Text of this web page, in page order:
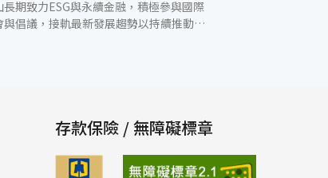
長期致力ESG與永續金融，積極參與國際
與倡議，接軌最新發展趨勢以持續推動各
山如何結合金融本業，鼓勵顧客保護自然
及促進生物多樣性，並與來自世界各地公
門、NGO組織展開對話與經驗交流，獲得
回響；玉山也加入「3倍再生能源倡議
存款保險 / 無障礙標章